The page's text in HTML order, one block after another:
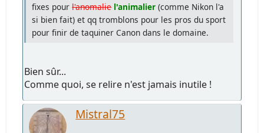
fixes pourl'anomalie l'animalier (comme Nikon l'a
si bien fait) et qq tromblons pour les pros du sport
pour finir de taquiner Canon dans le domaine.
Bien sûr...
Comme quoi, se relire n'est jamais inutile !
Mistral75